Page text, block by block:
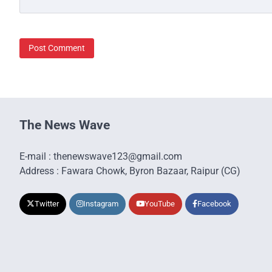
The News Wave
E-mail : thenewswave123@gmail.com
Address : Fawara Chowk, Byron Bazaar, Raipur (CG)
Twitter Instagram YouTube Facebook